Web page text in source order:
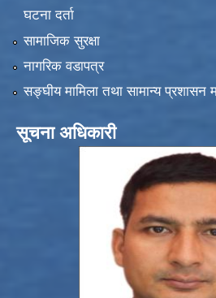
घटना दर्ता
सामाजिक सुरक्षा
नागरिक वडापत्र
सङ्‍घीय मामिला तथा सामान्य प्रशासन
सूचना अधिकारी